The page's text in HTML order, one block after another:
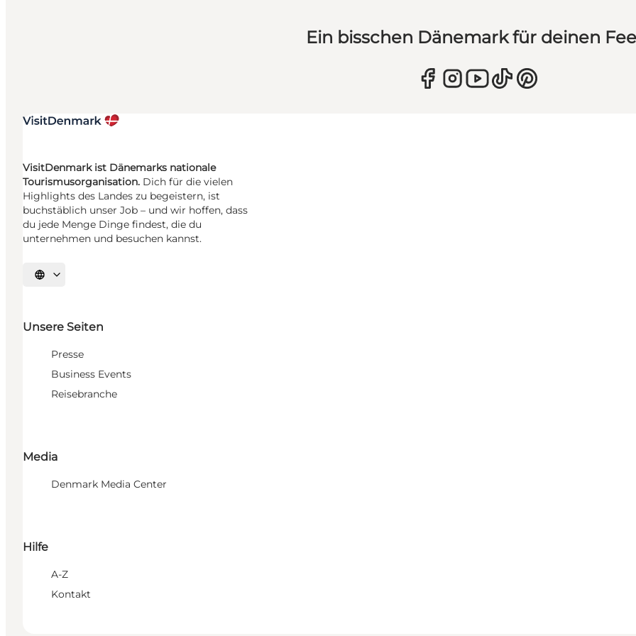
Ein bisschen Dänemark für deinen
VisitDenmark ist Dänemarks nationale
Tourismusorganisation. Dich für die vielen
Highlights des Landes zu begeistern, ist
buchstäblich unser Job – und wir hoffen, dass
du jede Menge Dinge findest, die du
unternehmen und besuchen kannst.
Sprache auswählen
Unsere Seiten
Presse
Business Events
Reisebranche
Media
Denmark Media Center
Hilfe
A-Z
Kontakt